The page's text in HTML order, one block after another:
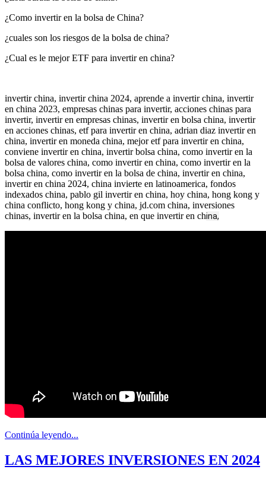
¿Como invertir en la bolsa de China?
¿cuales son los riesgos de la bolsa de china?
¿Cual es le mejor ETF para invertir en china?
invertir china, invertir china 2024, aprende a invertir china, invertir
en china 2023, empresas chinas para invertir, acciones chinas para
invertir, invertir en empresas chinas, invertir en bolsa china, invertir
en acciones chinas, etf para invertir en china, adrian diaz invertir en
china, invertir en moneda china, mejor etf para invertir en china,
conviene invertir en china, invertir bolsa china, como invertir en la
bolsa de valores china, como invertir en china, como invertir en la
bolsa china, como invertir en la bolsa de china, invertir en china,
invertir en china 2024, china invierte en latinoamerica, fondos
indexados china, pablo gil invertir en china, hoy china, hong kong y
china conflicto, hong kong y china, jd.com china, inversiones
chinas, invertir en la bolsa china, en que invertir en china,
Continúa leyendo...
LAS MEJORES INVERSIONES EN 2024